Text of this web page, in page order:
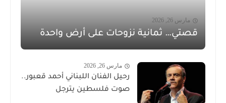
مارس 26, 2026
قصتي… ثمانية نزوحات على أرض واحدة
مارس 26, 2026
رحيل الفنان اللبناني أحمد قعبور..
صوت فلسطين يترجل